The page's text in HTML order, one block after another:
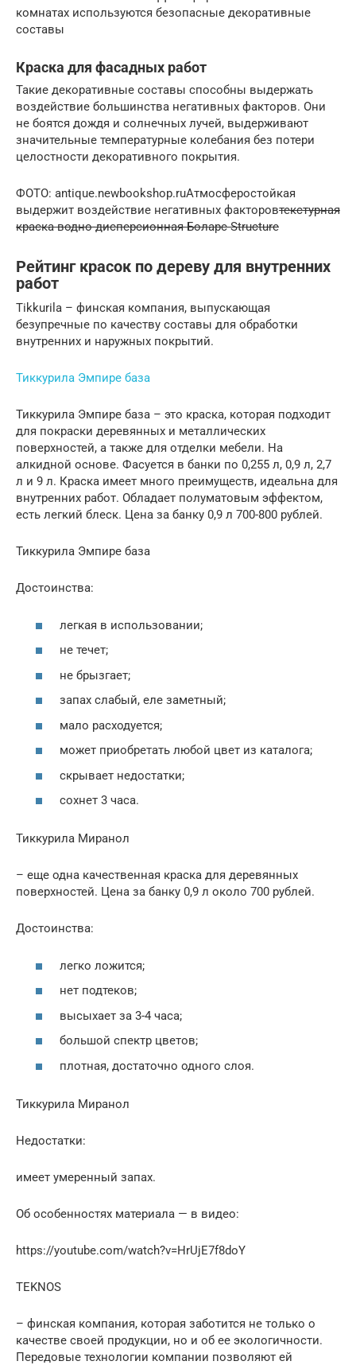
комнатах используются безопасные декоративные
составы
Краска для фасадных работ
Такие декоративные составы способны выдержать
воздействие большинства негативных факторов. Они
не боятся дождя и солнечных лучей, выдерживают
значительные температурные колебания без потери
целостности декоративного покрытия.
ФОТО: antique.newbookshop.ruАтмосферостойкая
выдержит воздействие негативных факторовтекстурная
краска водно-дисперсионная Боларс Structure
Рейтинг красок по дереву для внутренних
работ
Tikkurila – финская компания, выпускающая
безупречные по качеству составы для обработки
внутренних и наружных покрытий.
Тиккурила Эмпире база
Тиккурила Эмпире база – это краска, которая подходит
для покраски деревянных и металлических
поверхностей, а также для отделки мебели. На
алкидной основе. Фасуется в банки по 0,255 л, 0,9 л, 2,7
л и 9 л. Краска имеет много преимуществ, идеальна для
внутренних работ. Обладает полуматовым эффектом,
есть легкий блеск. Цена за банку 0,9 л 700-800 рублей.
Тиккурила Эмпире база
Достоинства:
легкая в использовании;
не течет;
не брызгает;
запах слабый, еле заметный;
мало расходуется;
может приобретать любой цвет из каталога;
скрывает недостатки;
сохнет 3 часа.
Тиккурила Миранол
– еще одна качественная краска для деревянных
поверхностей. Цена за банку 0,9 л около 700 рублей.
Достоинства:
легко ложится;
нет подтеков;
высыхает за 3-4 часа;
большой спектр цветов;
плотная, достаточно одного слоя.
Тиккурила Миранол
Недостатки:
имеет умеренный запах.
Об особенностях материала — в видео:
https://youtube.com/watch?v=HrUjE7f8doY
TEKNOS
– финская компания, которая заботится не только о
качестве своей продукции, но и об ее экологичности.
Передовые технологии компании позволяют ей